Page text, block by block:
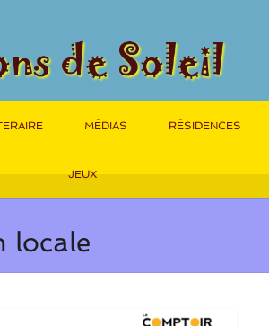
MÉDIAS RÉSIDENCES
JEUX
locale